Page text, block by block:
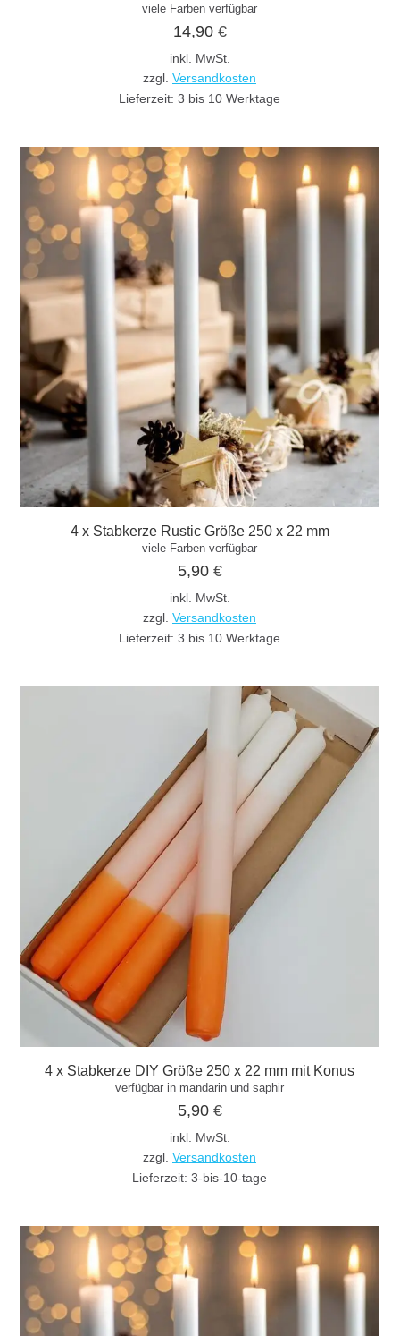
viele Farben verfügbar
14,90 €
inkl. MwSt.
zzgl. Versandkosten
Lieferzeit: 3 bis 10 Werktage
4 x Stabkerze Rustic Größe 250 x 22 mm
viele Farben verfügbar
5,90 €
inkl. MwSt.
zzgl. Versandkosten
Lieferzeit: 3 bis 10 Werktage
4 x Stabkerze DIY Größe 250 x 22 mm mit Konus
verfügbar in mandarin und saphir
5,90 €
inkl. MwSt.
zzgl. Versandkosten
Lieferzeit: 3-bis-10-tage